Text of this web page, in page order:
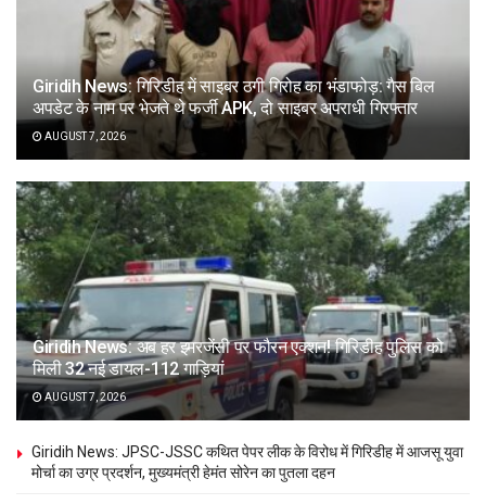
Giridih News: गिरिडीह में साइबर ठगी गिरोह का भंडाफोड़: गैस बिल
अपडेट के नाम पर भेजते थे फर्जी APK, दो साइबर अपराधी गिरफ्तार
AUGUST 7, 2026
Giridih News: अब हर इमरजेंसी पर फौरन एक्शन! गिरिडीह पुलिस को
मिली 32 नई डायल-112 गाड़ियां
AUGUST 7, 2026
Giridih News: JPSC-JSSC कथित पेपर लीक के विरोध में गिरिडीह में आजसू युवा
मोर्चा का उग्र प्रदर्शन, मुख्यमंत्री हेमंत सोरेन का पुतला दहन